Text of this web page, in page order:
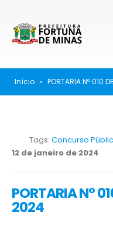
Início » PORTARIA Nº 010
Tags: Concurso
12 de janeiro de 2024
PORTARIA Nº
2024